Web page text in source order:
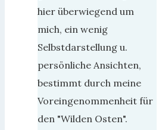
hier überwiegend um
mich, ein wenig
Selbstdarstellung u.
persönliche Ansichten,
bestimmt durch meine
Voreingenommenheit für
den "Wilden Osten".